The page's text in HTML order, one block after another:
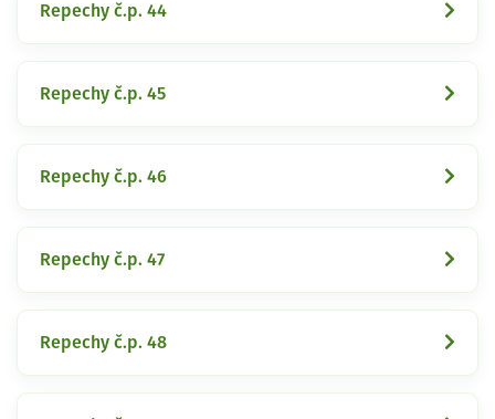
Repechy č.p. 44
Repechy č.p. 45
Repechy č.p. 46
Repechy č.p. 47
Repechy č.p. 48